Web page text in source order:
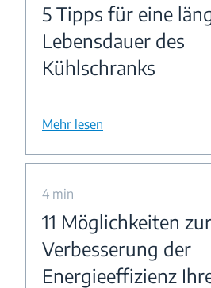
5 Tipps für eine
Lebensdauer des
Kühlschranks
Mehr lesen
4 min
11 Möglichkeiten zur
Verbesserung der
Energieeffizienz